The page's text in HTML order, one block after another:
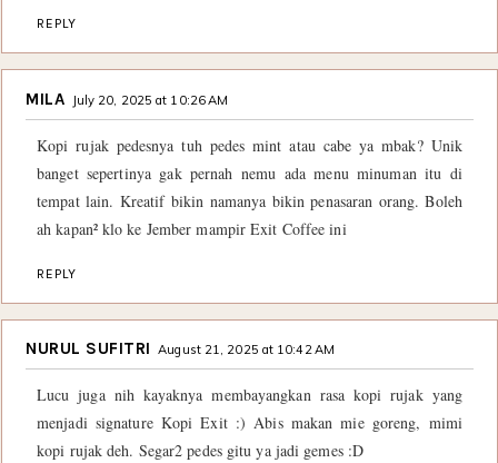
REPLY
MILA July 20, 2025 at 10:26 AM
Kopi rujak pedesnya tuh pedes mint atau cabe ya mbak? Unik
banget sepertinya gak pernah nemu ada menu minuman itu di
tempat lain. Kreatif bikin namanya bikin penasaran orang. Boleh
ah kapan² klo ke Jember mampir Exit Coffee ini
REPLY
NURUL SUFITRI August 21, 2025 at 10:42 AM
Lucu juga nih kayaknya membayangkan rasa kopi rujak yang
menjadi signature Kopi Exit :) Abis makan mie goreng, mimi
kopi rujak deh. Segar2 pedes gitu ya jadi gemes :D